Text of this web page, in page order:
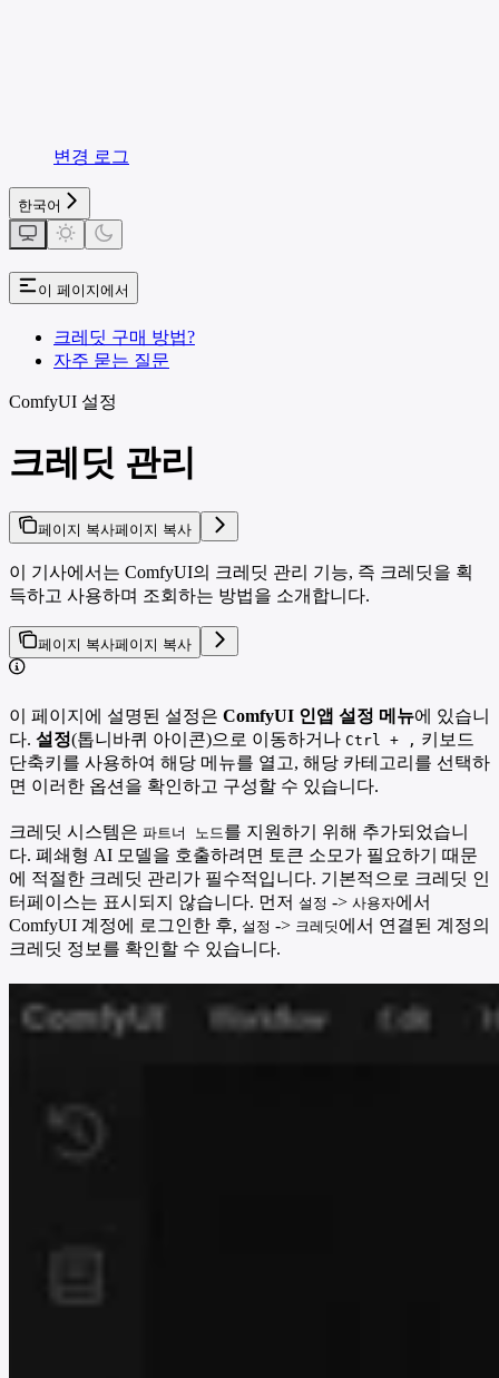
변경 로그
한국어
이 페이지에서
크레딧 구매 방법?
자주 묻는 질문
ComfyUI 설정
크레딧 관리
페이지 복사페이지 복사
이 기사에서는 ComfyUI의 크레딧 관리 기능, 즉 크레딧을 획
득하고 사용하며 조회하는 방법을 소개합니다.
페이지 복사페이지 복사
이 페이지에 설명된 설정은 ComfyUI 인앱 설정 메뉴에 있습니
다. 설정(톱니바퀴 아이콘)으로 이동하거나 Ctrl + , 키보드
단축키를 사용하여 해당 메뉴를 열고, 해당 카테고리를 선택하
면 이러한 옵션을 확인하고 구성할 수 있습니다.
크레딧 시스템은 파트너 노드를 지원하기 위해 추가되었습니
다. 폐쇄형 AI 모델을 호출하려면 토큰 소모가 필요하기 때문
에 적절한 크레딧 관리가 필수적입니다. 기본적으로 크레딧 인
터페이스는 표시되지 않습니다. 먼저 설정 -> 사용자에서
ComfyUI 계정에 로그인한 후, 설정 -> 크레딧 에서 연결된 계정의
크레딧 정보를 확인할 수 있습니다.